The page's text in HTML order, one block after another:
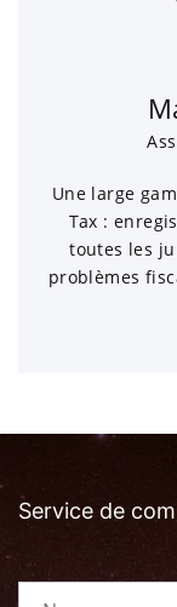
Une large
Tax :
toutes les
problèmes
Service de